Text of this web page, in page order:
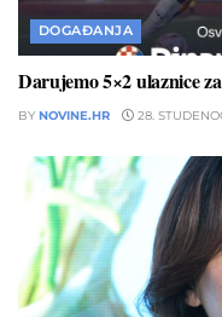
DOGAĐANJA
Darujemo 5×2 ulaznice
BY NOVINE.HR 28.